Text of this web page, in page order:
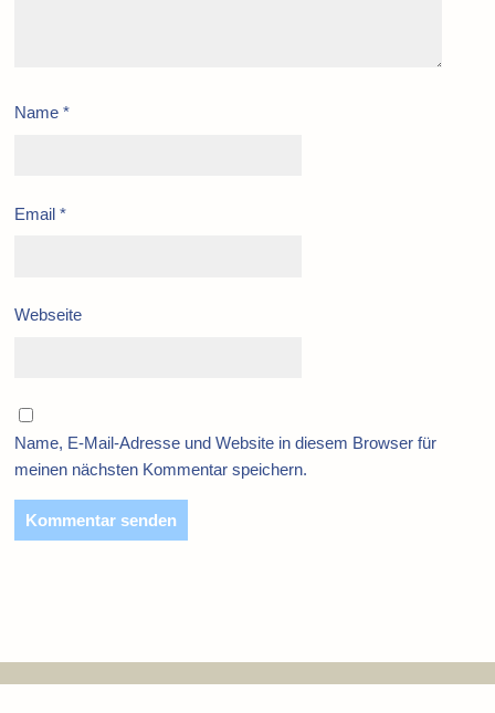
Name *
Email *
Webseite
Name, E-Mail-Adresse und Website in diesem Browser für
meinen nächsten Kommentar speichern.